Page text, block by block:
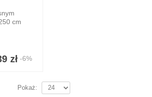
cm
zł -6%
Pokaż: